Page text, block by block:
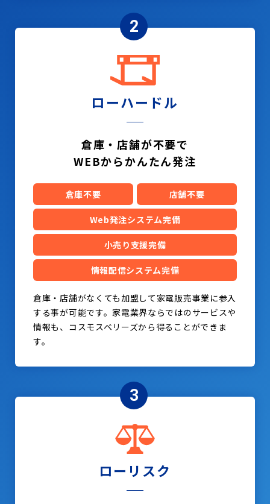
2
ローハードル
倉庫・店舗が不要で
WEBからかんたん発注
倉庫不要 店舗不要
Web発注システム完備
小売り支援完備
情報配信システム完備
倉庫・店舗がなくても加盟して家電販売事業に参入
する事が可能です。家電業界ならではのサービスや
情報も、コスモスベリーズから得ることができま
す。
3
ローリスク